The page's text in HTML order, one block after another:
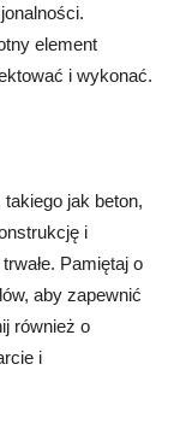
element
i wykonać.
jak beton,
i
Pamiętaj o
aby zapewnić
również o
i